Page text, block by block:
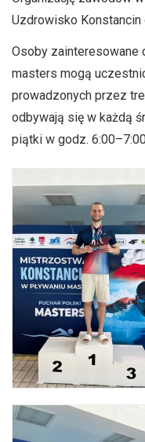
Uzdrowisko Konstancin
Osoby zainteresowane
masters mogą
prowadzonych przez
odbywają się w każdą
piątki w godz.